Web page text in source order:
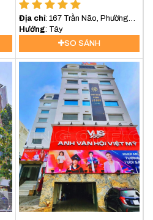
Địa chỉ: 167 Trần Não, Phường
An Khánh, Quận 2, Thành phố
Hướng : Tây
SO SÁNH